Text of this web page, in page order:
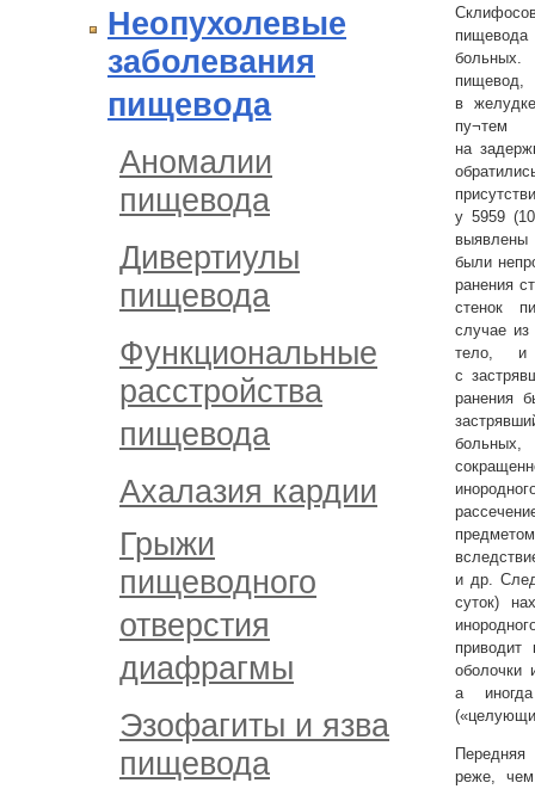
Неопухолевые
заболевания
пищевода
Аномалии
пищевода
Дивертиулы
пищевода
Функциональные
расстройства
пищевода
Ахалазия кардии
Грыжи
пищеводного
отверстия
диафрагмы
Эзофагиты и язва
пищевода
в
пу¬тем
на
у 5959
были
ранения
стенок
случае
тело, и
с
ранения
и др.
суток)
приводит
оболочки
а
Передняя
реже,